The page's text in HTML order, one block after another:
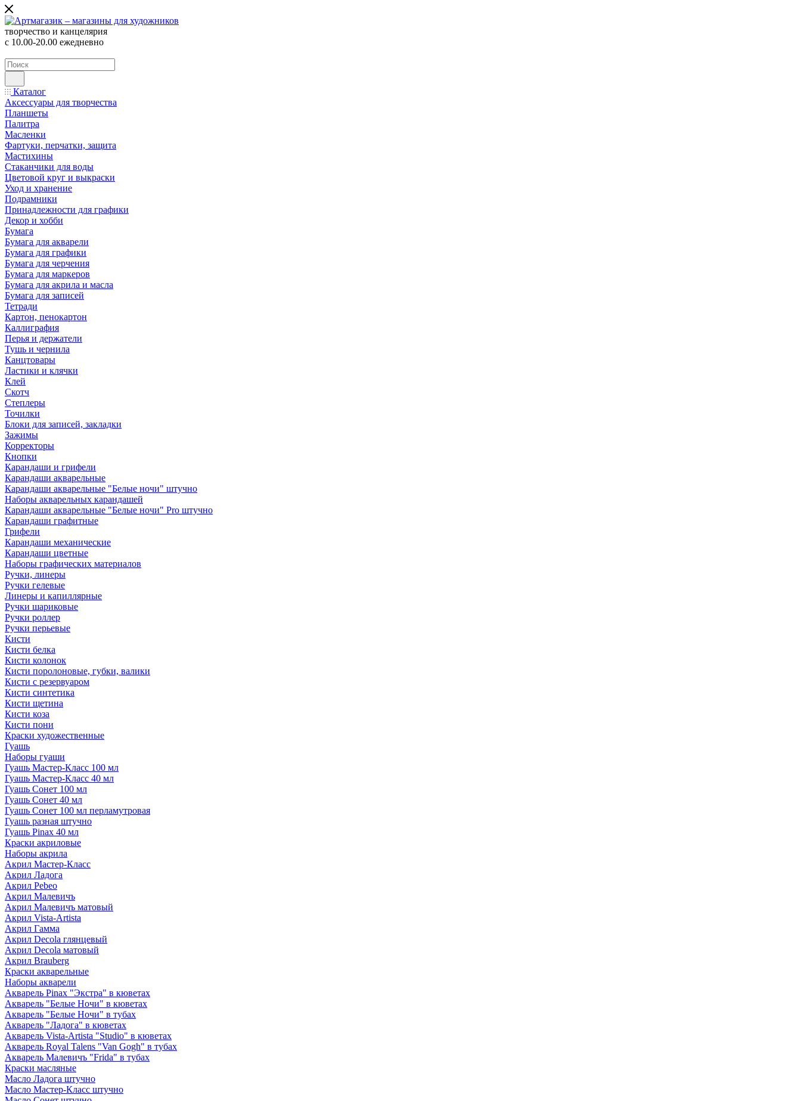
творчество и канцелярия
с 10.00-20.00 ежедневно
Каталог
Аксессуары для творчества
Планшеты
Палитра
Масленки
Фартуки, перчатки, защита
Мастихины
Стаканчики для воды
Цветовой круг и выкраски
Уход и хранение
Подрамники
Принадлежности для графики
Декор и хобби
Бумага
Бумага для акварели
Бумага для графики
Бумага для черчения
Бумага для маркеров
Бумага для акрила и масла
Бумага для записей
Тетради
Картон, пенокартон
Каллиграфия
Перья и держатели
Тушь и чернила
Канцтовары
Ластики и клячки
Клей
Скотч
Степлеры
Точилки
Блоки для записей, закладки
Зажимы
Корректоры
Кнопки
Карандаши и грифели
Карандаши акварельные
Карандаши акварельные "Белые ночи" штучно
Наборы акварельных карандашей
Карандаши акварельные "Белые ночи" Pro штучно
Карандаши графитные
Грифели
Карандаши механические
Карандаши цветные
Наборы графических материалов
Ручки, линеры
Ручки гелевые
Линеры и капиллярные
Ручки шариковые
Ручки роллер
Ручки перьевые
Кисти
Кисти белка
Кисти колонок
Кисти поролоновые, губки, валики
Кисти с резервуаром
Кисти синтетика
Кисти щетина
Кисти коза
Кисти пони
Краски художественные
Гуашь
Наборы гуаши
Гуашь Мастер-Класс 100 мл
Гуашь Мастер-Класс 40 мл
Гуашь Сонет 100 мл
Гуашь Сонет 40 мл
Гуашь Сонет 100 мл перламутровая
Гуашь разная штучно
Гуашь Pinax 40 мл
Краски акриловые
Наборы акрила
Акрил Мастер-Класс
Акрил Ладога
Акрил Pebeo
Акрил Малевичъ
Акрил Малевичъ матовый
Акрил Vista-Artista
Акрил Гамма
Акрил Decola глянцевый
Акрил Decola матовый
Акрил Brauberg
Краски акварельные
Наборы акварели
Акварель Pinax "Экстра" в кюветах
Акварель "Белые Ночи" в кюветах
Акварель "Белые Ночи" в тубах
Акварель "Ладога" в кюветах
Акварель Vista-Artista "Studio" в кюветах
Акварель Royal Talens "Van Gogh" в тубах
Акварель Малевичъ "Frida" в тубах
Краски масляные
Масло Ладога штучно
Масло Мастер-Класс штучно